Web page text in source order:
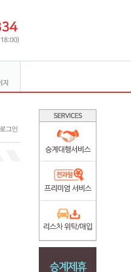
로그인